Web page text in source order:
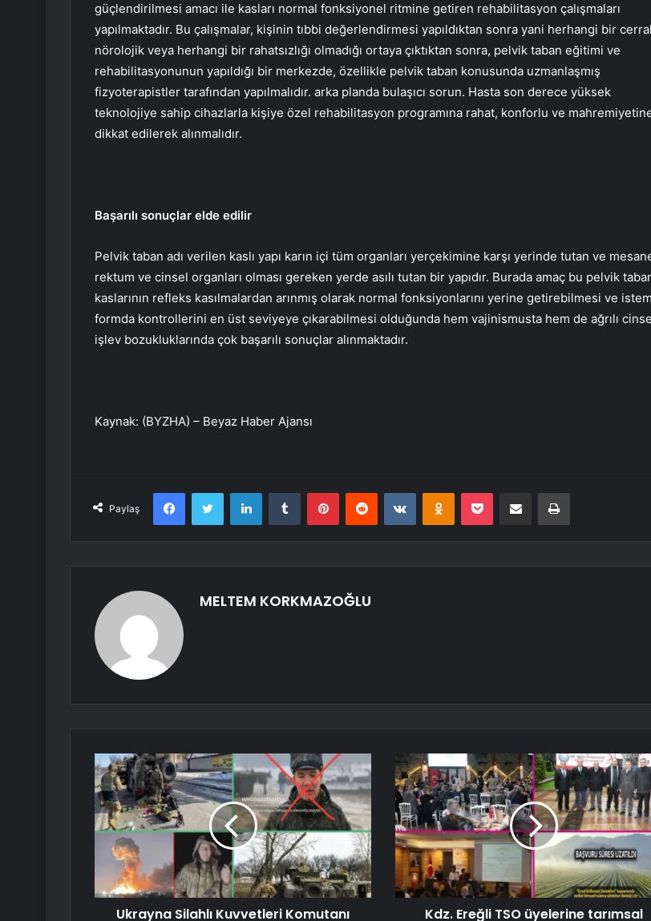
güçlendirilmesi amacı ile kasları normal fonksiyonel ritmine getiren rehabilitasyon çalışmaları
yapılmaktadır. Bu çalışmalar, kişinin tıbbi değerlendirmesi yapıldıktan sonra yani herhangi bir
nörolojik veya herhangi bir rahatsızlığı olmadığı ortaya çıktıktan sonra, pelvik taban eğitimi ve
rehabilitasyonunun yapıldığı bir merkezde, özellikle pelvik taban konusunda uzmanlaşmış
fizyoterapistler tarafından yapılmalıdır. arka planda bulaşıcı sorun. Hasta son derece yüksek
teknolojiye sahip cihazlarla kişiye özel rehabilitasyon programına rahat, konforlu ve
dikkat edilerek alınmalıdır.
Başarılı sonuçlar elde edilir
Pelvik taban adı verilen kaslı yapı karın içi tüm organları yerçekimine karşı yerinde tutan ve
rektum ve cinsel organları olması gereken yerde asılı tutan bir yapıdır. Burada amaç bu pelvik
kaslarının refleks kasılmalardan arınmış olarak normal fonksiyonlarını yerine getirebilmesi ve
formda kontrollerini en üst seviyeye çıkarabilmesi olduğunda hem vajinismusta hem de ağrılı
işlev bozukluklarında çok başarılı sonuçlar alınmaktadır.
Kaynak: (BYZHA) – Beyaz Haber Ajansı
Paylaş
FacebookTwitter LinkedInTumblr PinterestReddit VKontakteOdnoklassniki
Pocket E-Posta ile paylaş Yazdır
MELTEM KORKMAZOĞLU
Ukrayna Silahlı Kuvvetleri Komutanı Kdz. Ereğli TSO üyelerine tarımsal